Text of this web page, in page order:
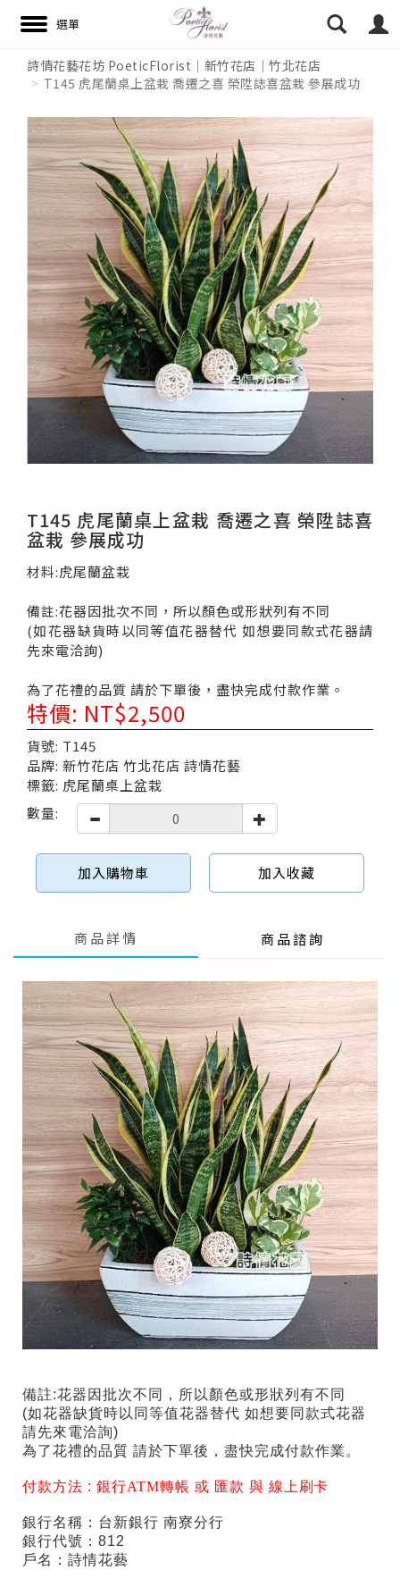
詩情花藝花坊 PoeticFlorist｜新竹花店｜竹北花店
T145 虎尾蘭桌上盆栽 喬遷之喜 榮陞誌喜盆栽 參展成功
T145 虎尾蘭桌上盆栽 喬遷之喜 榮陞誌喜
盆栽 參展成功
材料:虎尾蘭盆栽
備註:花器因批次不同，所以顏色或形狀列有不同
(如花器缺貨時以同等值花器替代 如想要同款式花器請
先來電洽詢)
為了花禮的品質 請於下單後，盡快完成付款作業。
特價: NT$2,500
貨號: T145
品牌: 新竹花店 竹北花店 詩情花藝
標籤: 虎尾蘭桌上盆栽
數量:
加入購物車 加入收藏
商品詳情 商品諮詢
備註:花器因批次不同，所以顏色或形狀列有不同
(如花器缺貨時以同等值花器替代 如想要同款式花器
請先來電洽詢)
為了花禮的品質 請於下單後，盡快完成付款作業。
付款方法 :銀行ATM轉帳 或 匯款 與 線上刷卡
銀行名稱：台新銀行 南寮分行
銀行代號：812
戶名：詩情花藝